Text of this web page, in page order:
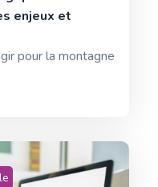
enjeux et
pour la montagne